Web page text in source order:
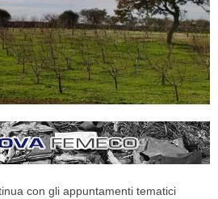
con gli appuntamenti tematici